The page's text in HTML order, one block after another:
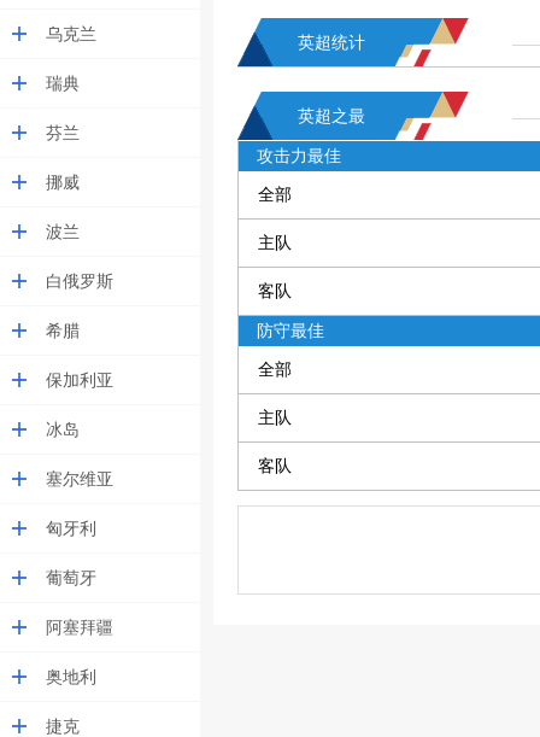
乌克兰
瑞典
芬兰
挪威
波兰
白俄罗斯
希腊
保加利亚
冰岛
塞尔维亚
匈牙利
葡萄牙
阿塞拜疆
奥地利
捷克
英超统计
英超之最
攻击力最佳
全部
主队
客队
防守最佳
全部
主队
客队